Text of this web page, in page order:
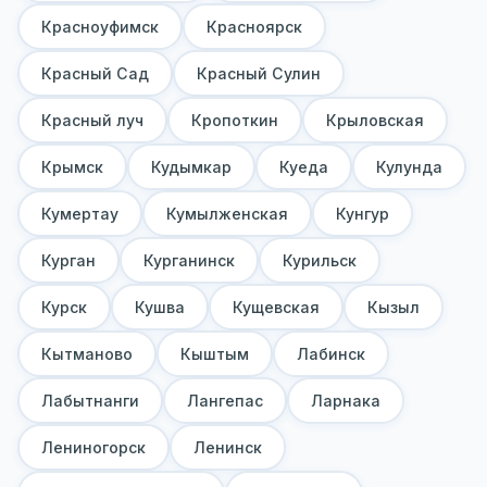
Красноуфимск Красноярск
Красный Сад Красный Сулин
Красный луч Кропоткин Крыловская
Крымск Кудымкар Куеда Кулунда
Кумертау Кумылженская Кунгур
Курган Курганинск Курильск
Курск Кушва Кущевская Кызыл
Кытманово Кыштым Лабинск
Лабытнанги Лангепас Ларнака
Лениногорск Ленинск